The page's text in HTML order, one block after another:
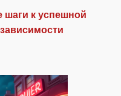
к успешной